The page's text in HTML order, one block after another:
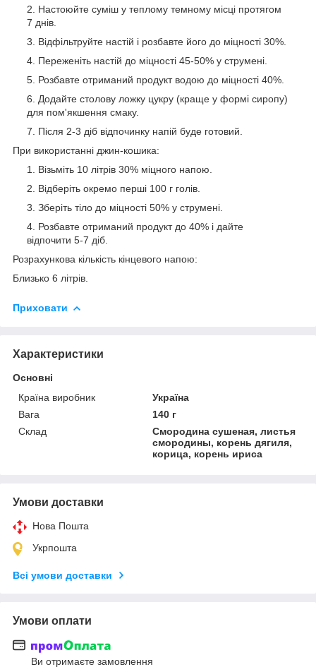
Настоюйте суміш у теплому темному місці протягом
7 днів.
Відфільтруйте настій і розбавте його до міцності 30%.
Переженіть настій до міцності 45-50% у струмені.
Розбавте отриманий продукт водою до міцності 40%.
Додайте столову ложку цукру (краще у формі сиропу)
для пом'якшення смаку.
Після 2-3 діб відпочинку напій буде готовий.
При використанні джин-кошика:
Візьміть 10 літрів 30% міцного напою.
Відберіть окремо перші 100 г голів.
Зберіть тіло до міцності 50% у струмені.
Розбавте отриманий продукт до 40% і дайте
відпочити 5-7 діб.
Розрахункова кількість кінцевого напою:
Близько 6 літрів.
Приховати
Характеристики
Основні
Країна виробник
Україна
Вага
140 г
Склад
Смородина сушеная, листья
смородины, корень дягиля,
корица, корень ириса
Умови доставки
Нова Пошта
Укрпошта
Всі умови доставки
Умови оплати
Ви отримаєте замовлення